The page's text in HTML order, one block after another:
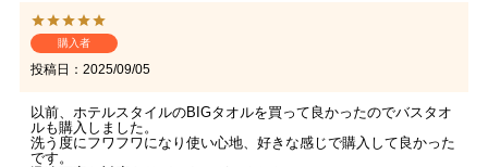
購入者
投稿日 2025/09/05
以前、ホテルスタイルのBIGタオルを買って良かったのでバスタオ
ルも購入しました。
洗う度にフワフワになり使い心地、好きな感じで購入して良かった
です。